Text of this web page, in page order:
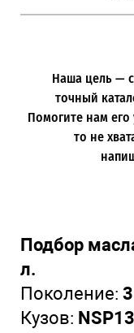
Наша цель —
точный
Помогите нам его
то не
Подбор
л.
Поколение: 3
Кузов: